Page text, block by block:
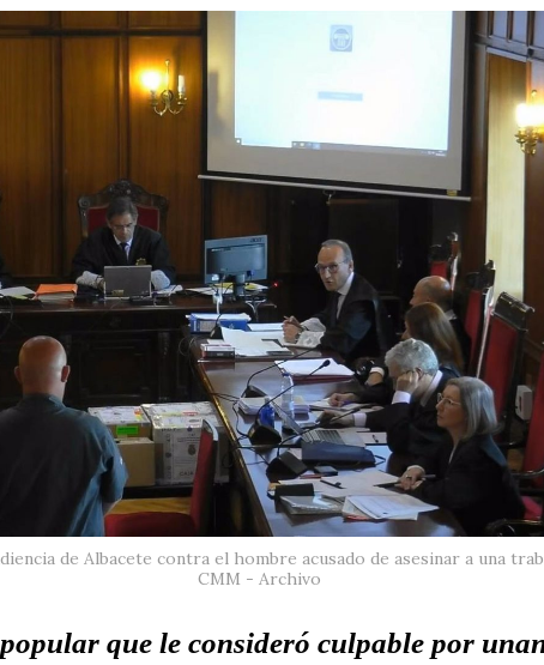
de Albacete contra el hombre acusado de asesinar a una
CMM - Archivo
que le consideró culpable por